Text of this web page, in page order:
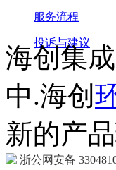
服务流程
投诉与建议
海创集
中.海创
新的产
浙公网安备